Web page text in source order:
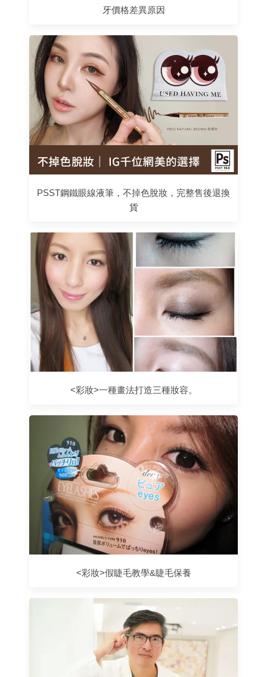
牙價格差異原因
PSST鋼鐵眼線液筆，不掉色脫妝，完整售後退換
貨
<彩妝>一種畫法打造三種妝容。
<彩妝>假睫毛教學&睫毛保養